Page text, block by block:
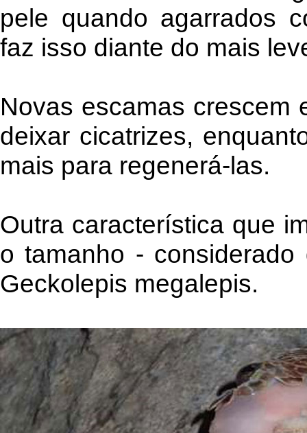
pele quando agarrados
faz isso diante do mais
Novas escamas crescem
deixar cicatrizes,
mais para regenerá-las.
Outra característica que
o tamanho -
Geckolepis megalepis.